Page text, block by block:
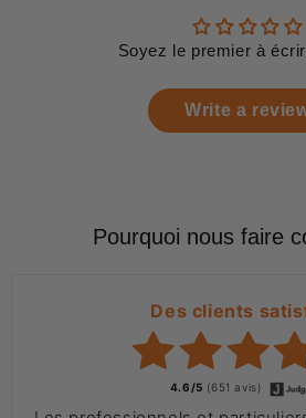
Soyez le premier à
Write a
Pourquoi nous faire
Des clients
4.6/5 (651 avis)